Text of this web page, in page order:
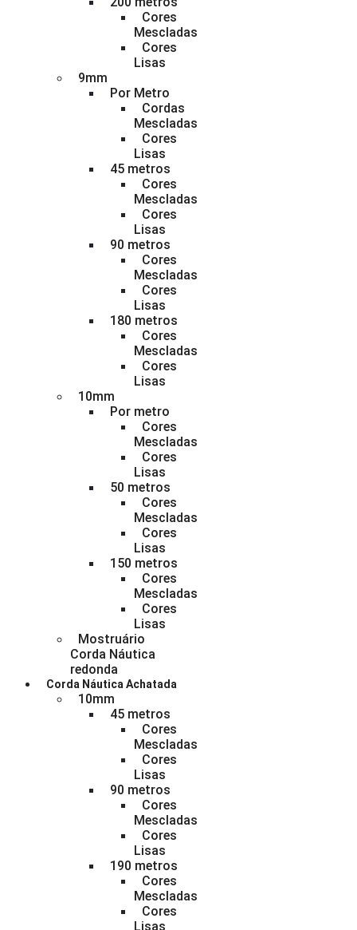
Cores
Mescladas
Cores
Lisas
9mm
Por Metro
Cordas
Mescladas
Cores
Lisas
45 metros
Cores
Mescladas
Cores
Lisas
90 metros
Cores
Mescladas
Cores
Lisas
180 metros
Cores
Mescladas
Cores
Lisas
10mm
Por metro
Cores
Mescladas
Cores
Lisas
50 metros
Cores
Mescladas
Cores
Lisas
150 metros
Cores
Mescladas
Cores
Lisas
Mostruário
Corda Náutica
redonda
Corda Náutica Achatada
10mm
45 metros
Cores
Mescladas
Cores
Lisas
90 metros
Cores
Mescladas
Cores
Lisas
190 metros
Cores
Mescladas
Cores
Lisas